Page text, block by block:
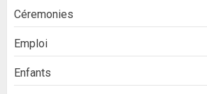
Céremonies
Emploi
Enfants